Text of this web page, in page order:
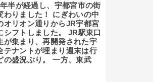
半が経過し、宇都宮市の街
わりました！ にぎわいの中
オリオン通りからJR宇都宮
シフトしました。 JR駅東口
が集まり、再開発された宇
テナントが埋まり週末は行
の盛況ぶり。 一方、東武